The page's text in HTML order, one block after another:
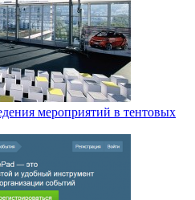
мероприятий в тентовых